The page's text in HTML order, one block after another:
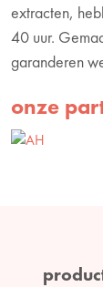
extracten,
40 uur.
garanderen
onze